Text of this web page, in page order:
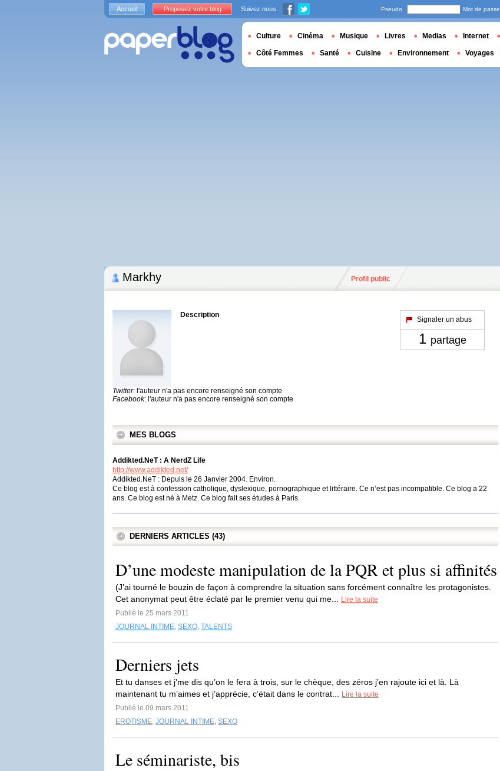
Markhy Profil public
Description
Twitter: l'auteur n'a pas encore renseigné son compte
Facebook: l'auteur n'a pas encore renseigné son compte
Signaler un abus
1 partage
MES BLOGS
Addikted.NeT : A NerdZ Life
http://www.addikted.net/
Addikted.NeT : Depuis le 26 Janvier 2004. Environ.
Ce blog est à confession catholique, dyslexique, pornographique et littéraire. Ce n’est pas incompatible. Ce blog a 22
ans. Ce blog est né à Metz. Ce blog fait ses études à Paris.
DERNIERS ARTICLES (43)
D’une modeste manipulation de la PQR et plus si affinités
(J’ai tourné le bouzin de façon à comprendre la situation sans forcément connaître les protagonistes.
Cet anonymat peut être éclaté par le premier venu qui me...
Lire la suite
Publié le 25 mars 2011
JOURNAL INTIME, SEXO, TALENTS
Derniers jets
Et tu danses et j’me dis qu’on le fera à trois, sur le chèque, des zéros j’en rajoute ici et là. Là
maintenant tu m’aimes et j’apprécie, c’était dans le contrat...
Lire la suite
Publié le 09 mars 2011
EROTISME, JOURNAL INTIME, SEXO
Le séminariste, bis
Accueil Proposez votre blog Suivez nous Pseudo Mot de passe
Culture Cinéma Musique Livres Medias Internet
Côté Femmes Santé Cuisine Environnement Voyages